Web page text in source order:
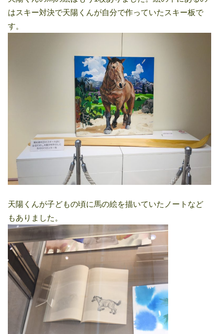
はスキー対決で天陽くんが自分で作っていたスキー板で
す。
天陽くんが子どもの頃に馬の絵を描いていたノートなど
もありました。